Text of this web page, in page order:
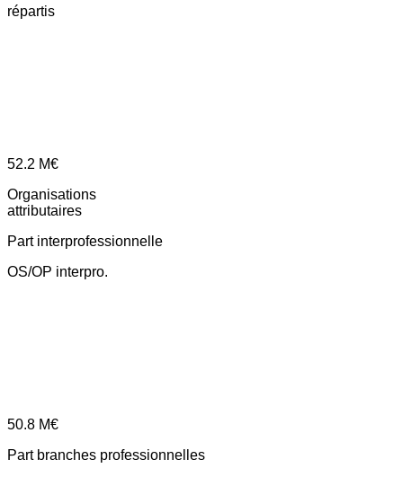
répartis
52.2 M€
Organisations
attributaires
Part interprofessionnelle
OS/OP interpro.
50.8 M€
Part branches professionnelles